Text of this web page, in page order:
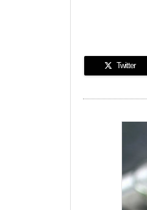
Twitter